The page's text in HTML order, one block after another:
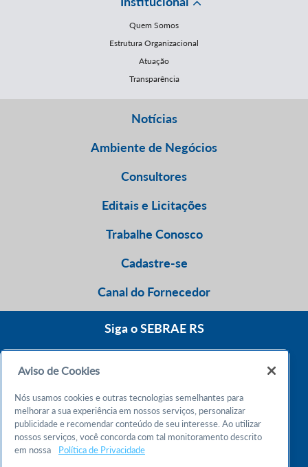
Quem Somos
Estrutura Organizacional
Atuação
Transparência
Notícias
Ambiente de Negócios
Consultores
Editais e Licitações
Trabalhe Conosco
Cadastre-se
Canal do Fornecedor
Siga o SEBRAE RS
Atendimento 24h
Chame no WhatsApp
Aviso de Cookies
Nós usamos cookies e outras tecnologias semelhantes para
melhorar a sua experiência em nossos serviços, personalizar
publicidade e recomendar conteúdo de seu interesse. Ao utilizar
nossos serviços, você concorda com tal monitoramento descrito
em nossa
Política de Privacidade